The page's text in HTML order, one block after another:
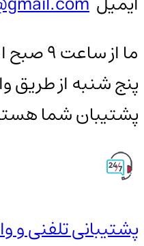
پنج شنبه از طریق
پشتیبان شما
پشتیبانی تلفنی و